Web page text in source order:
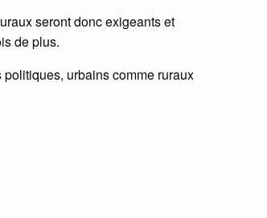
seront donc exigeants et
de plus.
politiques, urbains comme ruraux